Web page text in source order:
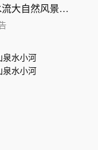
自然风景风光ai素材原